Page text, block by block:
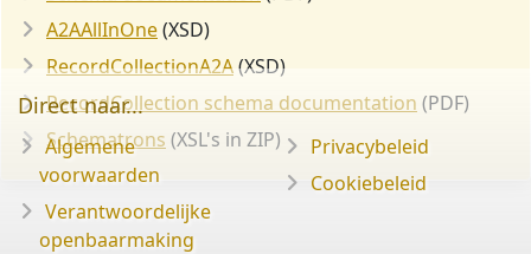
A2AAllInOne(XSD)
RecordCollectionA2A(XSD)
RecordCollection schema documentation (PDF)
Schematrons (XSL's in ZIP)
Direct naar...
Algemene
voorwaarden
Verantwoordelijke
openbaarmaking
Privacybeleid
Cookiebeleid